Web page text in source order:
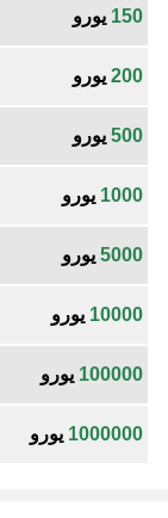
150 يورو
200 يورو
500 يورو
1000 يورو
5000 يورو
10000 يورو
100000 يورو
1000000 يورو